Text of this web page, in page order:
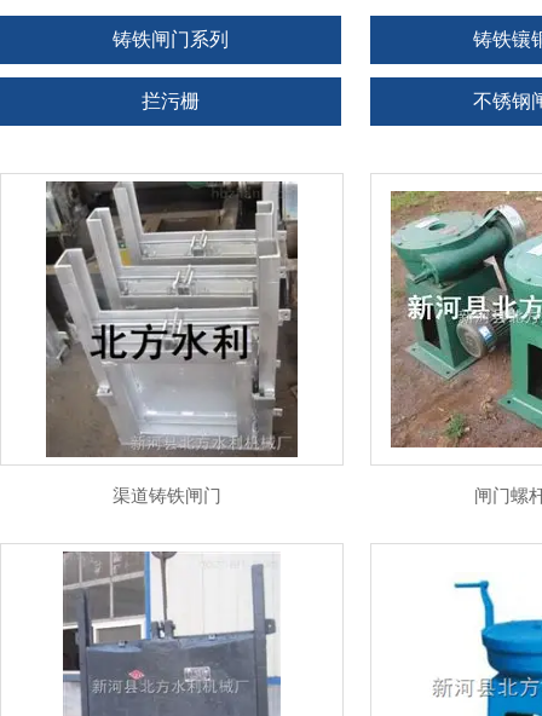
铸铁闸门系列 铸铁镶
拦污栅 不锈钢
启闭机闸门 渠
渠道铸铁闸门 闸门螺